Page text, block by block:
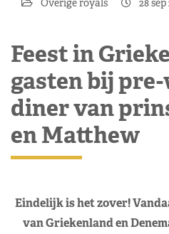
Feest in
gasten bij
diner van
en Matthew
Eindelijk is het zover!
van Griekenland en